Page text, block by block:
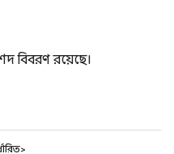
বিবরণ রয়েছে।